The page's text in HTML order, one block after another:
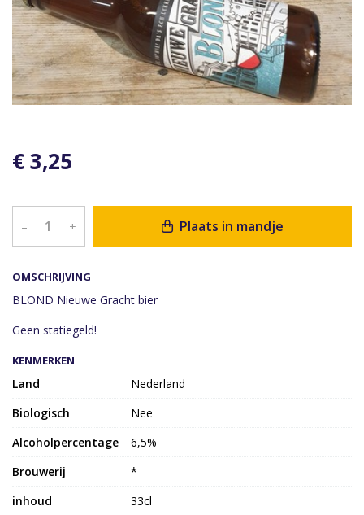
OMSCHRIJVING
BLOND Nieuwe Gracht bier
Geen statiegeld!
€ 3,25
– + Plaats in mandje
KENMERKEN
Land
Nederland
Biologisch
Nee
Alcoholpercentage
6,5%
Brouwerij
*
inhoud
33cl